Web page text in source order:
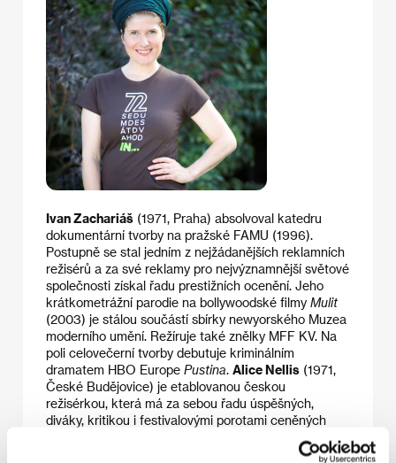
Ivan Zachariáš (1971, Praha) absolvoval katedru
dokumentární tvorby na pražské FAMU (1996).
Postupně se stal jedním z nejžádanějších reklamních
režisérů a za své reklamy pro nejvýznamnější světové
společnosti získal řadu prestižních ocenění. Jeho
krátkometrážní parodie na bollywoodské filmy Mulit
(2003) je stálou součástí sbírky newyorského Muzea
moderního umění. Režíruje také znělky MFF KV. Na
poli celovečerní tvorby debutuje kriminálním
dramatem HBO Europe Pustina. Alice Nellis (1971,
České Budějovice) je etablovanou českou
režisérkou, která má za sebou řadu úspěšných,
diváky, kritikou i festivalovými porotami ceněných
Sedmero
). Vystudovala anglistiku a amerikanistiku na